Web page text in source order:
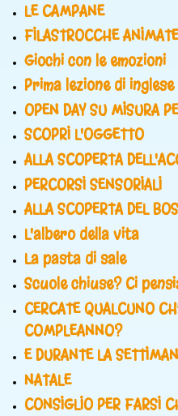
LE CAMPANE
FILASTROCCHE ANIMATE
Giochi con le emozioni
Prima lezione di inglese
OPEN DAY SU MISURA
SCOPRI L'OGGETTO
ALLA SCOPERTA
PERCORSI SENSORIALI
ALLA SCOPERTA DEL
L'albero della vita
La pasta di sale
Scuole chiuse? Ci
CERCATE QUALCUNO
COMPLEANNO?
E DURANTE LA
NATALE
CONSIGLIO PER FARSI